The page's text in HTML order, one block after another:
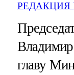
РЕДАКЦИЯ
главу